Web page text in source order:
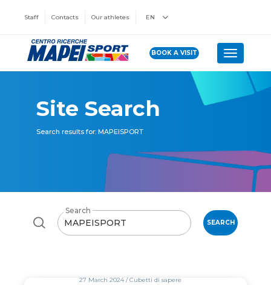
Staff Contacts Our athletes EN
BOOK A VISIT Toggle
Site Search
Search results for: MAPEISPORT
Search
SEARCH
27 March 2024 / Cubetti di sapere